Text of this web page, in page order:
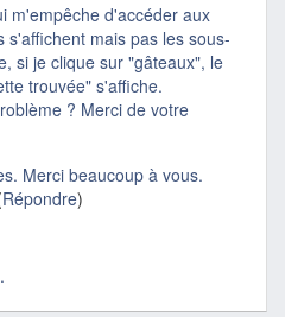
m'empêche d'accéder aux
s'affichent mais pas les sous-
si je clique sur "gâteaux", le
trouvée" s'affiche.
? Merci de votre
Merci beaucoup à vous.
Répondre)